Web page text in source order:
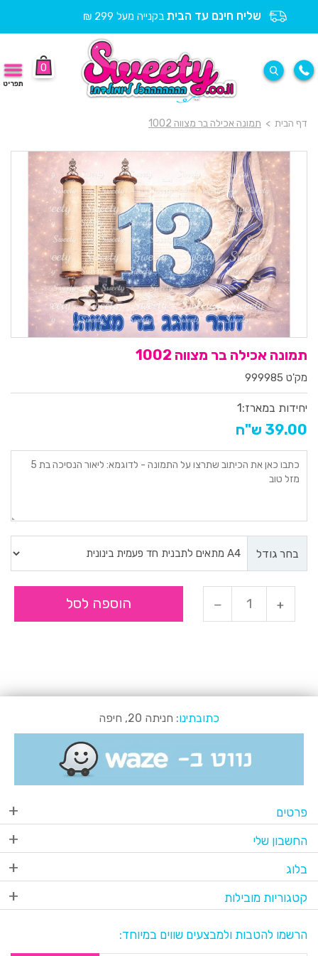
שליח חינם עד הבית בקנייה מעל 299 ₪
0
תפריט
דף הבית > תמונה אכילה בר מצווה 1002
תמונה אכילה בר מצווה 1002
מק'ט 999985
יחידות במארז:1
39.00 ש"ח
בחר גודל
הוספה לסל
כתובתינו: חניתה 20, חיפה
פרטים
החשבון שלי
בלוג
קטגוריות מובילות
הרשמו להטבות ולמבצעים שווים במיוחד: